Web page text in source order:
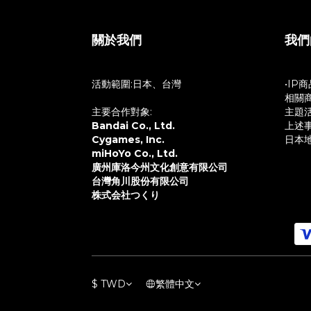
關於我們
活動範圍:日本、台灣
主要合作對象:
Bandai Co., Ltd.
Cygames, Inc.
miHoYo Co., Ltd.
廣州庫洛今州文化創意有限公司
台灣角川股份有限公司
株式会社つくり
我
•IP商
相關
主題
上述
日本
$ TWD 繁體中文